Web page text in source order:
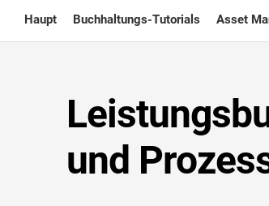
content
Haupt Buchhaltungs-Tutorials Asset
und